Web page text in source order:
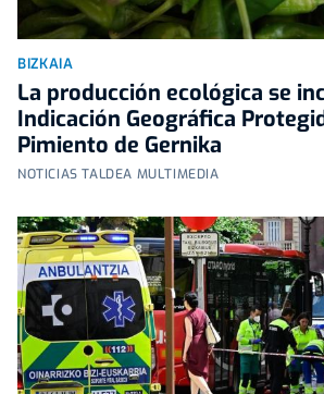
BIZKAIA
La producción ecológica se
Indicación Geográfica
Pimiento de Gernika
NOTICIAS TALDEA MULTIMEDIA